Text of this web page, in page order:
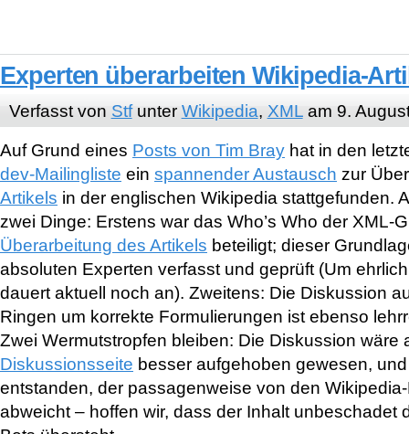
Experten überarbeiten Wikipedia-
Verfasst von Stfunter Wikipedia, XMLam 9.
Auf Grund eines Posts von Tim Bray hat in den
dev-Mailingliste ein spannender Austausch zur
Artikels in der englischen Wikipedia stattgefunden.
zwei Dinge: Erstens war das Who’s Who der XML-
Überarbeitung des Artikels beteiligt; dieser
absoluten Experten verfasst und geprüft (Um
dauert aktuell noch an). Zweitens: Die Diskussion
Ringen um korrekte Formulierungen ist ebenso
Zwei Wermutstropfen bleiben: Die Diskussion wäre
Diskussionsseite besser aufgehoben gewesen,
entstanden, der passagenweise von den
abweicht – hoffen wir, dass der Inhalt unbeschadet